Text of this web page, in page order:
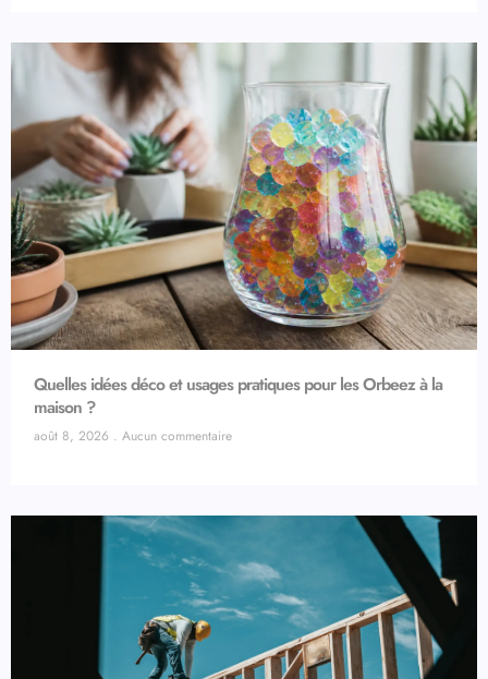
Quelles idées déco et usages pratiques pour les Orbeez à la
maison ?
août 8, 2026 Aucun commentaire